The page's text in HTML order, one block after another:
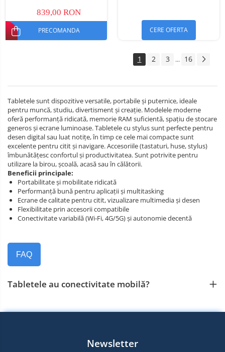
SIM
839,00 RON
PRECOMANDA CERE OFERTA
1 2 3 ... 16
Tabletele sunt dispozitive versatile, portabile și puternice, ideale
pentru muncă, studiu, divertisment și creație. Modelele moderne
oferă performanță ridicată, memorie RAM suficientă, spațiu de stocare
generos și ecrane luminoase. Tabletele cu stylus sunt perfecte pentru
desen digital sau luat notițe, în timp ce cele mai compacte sunt
excelente pentru citit și navigare. Accesoriile (tastaturi, huse, stylus)
îmbunătățesc confortul și productivitatea. Sunt potrivite pentru
utilizare la birou, școală, acasă sau în călătorii.
Beneficii principale:
Portabilitate și mobilitate ridicată
Performanță bună pentru aplicații și multitasking
Ecrane de calitate pentru citit, vizualizare multimedia și desen
Flexibilitate prin accesorii compatibile
Conectivitate variabilă (Wi‑Fi, 4G/5G) și autonomie decentă
FAQ
Tabletele au conectivitate mobilă?
Newsletter